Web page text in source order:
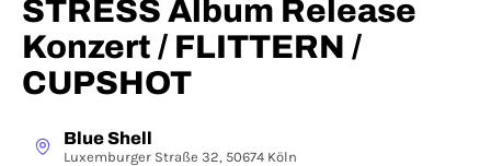
STRESS Album Release
Konzert / FLITTERN /
CUPSHOT
Blue Shell
Luxemburger Straße 32, 50674 Köln